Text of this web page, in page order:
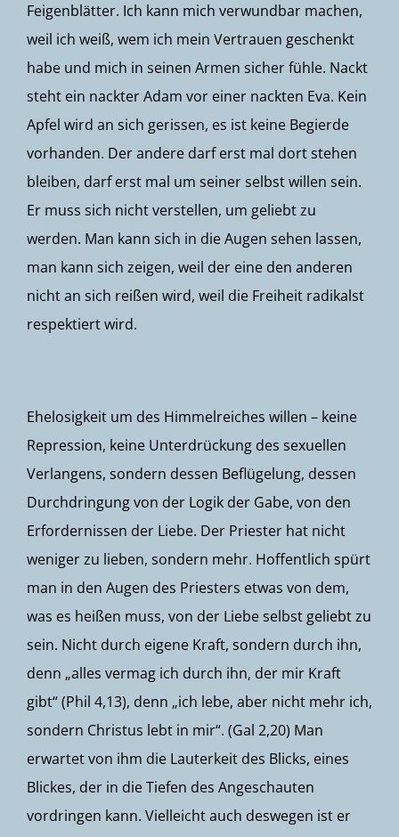
Feigenblätter. Ich kann mich verwundbar machen,
weil ich weiß, wem ich mein Vertrauen geschenkt
habe und mich in seinen Armen sicher fühle. Nackt
steht ein nackter Adam vor einer nackten Eva. Kein
Apfel wird an sich gerissen, es ist keine Begierde
vorhanden. Der andere darf erst mal dort stehen
bleiben, darf erst mal um seiner selbst willen sein.
Er muss sich nicht verstellen, um geliebt zu
werden. Man kann sich in die Augen sehen lassen,
man kann sich zeigen, weil der eine den anderen
nicht an sich reißen wird, weil die Freiheit radikalst
respektiert wird.
Ehelosigkeit um des Himmelreiches willen – keine
Repression, keine Unterdrückung des sexuellen
Verlangens, sondern dessen Beflügelung, dessen
Durchdringung von der Logik der Gabe, von den
Erfordernissen der Liebe. Der Priester hat nicht
weniger zu lieben, sondern mehr. Hoffentlich spürt
man in den Augen des Priesters etwas von dem,
was es heißen muss, von der Liebe selbst geliebt zu
sein. Nicht durch eigene Kraft, sondern durch ihn,
denn „alles vermag ich durch ihn, der mir Kraft
gibt“ (Phil 4,13), denn „ich lebe, aber nicht mehr ich,
sondern Christus lebt in mir“. (Gal 2,20) Man
erwartet von ihm die Lauterkeit des Blicks, eines
Blickes, der in die Tiefen des Angeschauten
vordringen kann. Vielleicht auch deswegen ist er